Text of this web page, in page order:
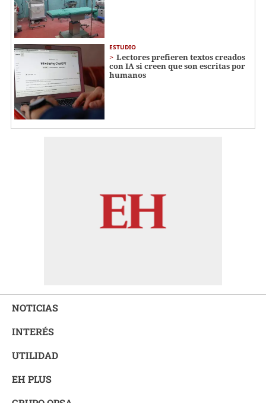
ESTUDIO
Lectores prefieren textos creados
con IA si creen que son escritas por
humanos
NOTICIAS
INTERÉS
UTILIDAD
EH PLUS